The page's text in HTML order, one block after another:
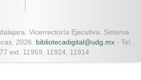
Vicerrectoría Ejecutiva. Sistema
2026. bibliotecadigital@udg.mx - Tel.
ext. 11959, 11924, 11914